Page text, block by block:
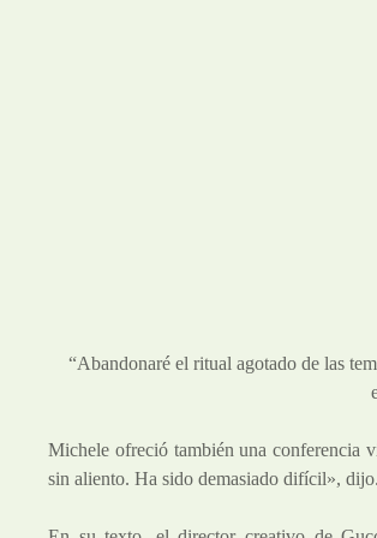
“Abandonaré el ritual agotado de las
Michele ofreció también una conferencia
sin aliento. Ha sido demasiado difícil»,